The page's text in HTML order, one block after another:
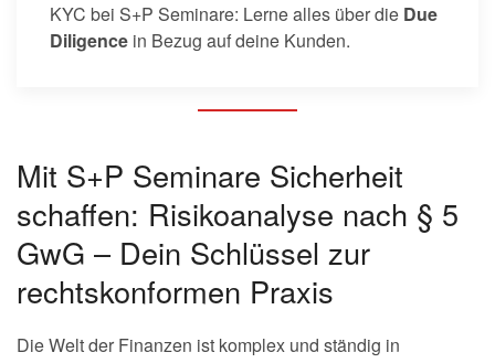
KYC bei S+P Seminare: Lerne alles über die Due
Diligence in Bezug auf deine Kunden.
Mit S+P Seminare Sicherheit
schaffen: Risikoanalyse nach § 5
GwG – Dein Schlüssel zur
rechtskonformen Praxis
Die Welt der Finanzen ist komplex und ständig in